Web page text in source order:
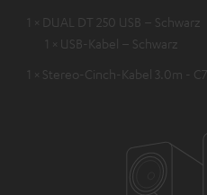
1 × DUAL DT 250 USB – Schwarz
1 × USB-Kabel – Schwarz
1 × Stereo-Cinch-Kabel 3.0m -